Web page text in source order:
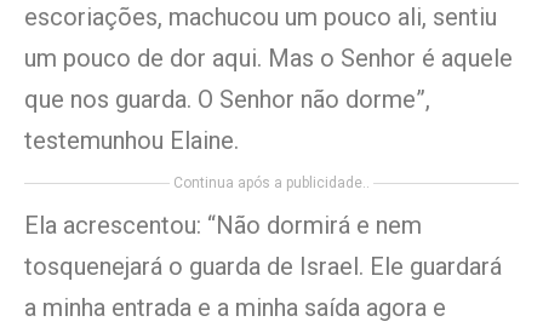
escoriações, machucou um pouco ali, sentiu
um pouco de dor aqui. Mas o Senhor é aquele
que nos guarda. O Senhor não dorme”,
testemunhou Elaine.
Continua após a publicidade..
Ela acrescentou: “Não dormirá e nem
tosquenejará o guarda de Israel. Ele guardará
a minha entrada e a minha saída agora e